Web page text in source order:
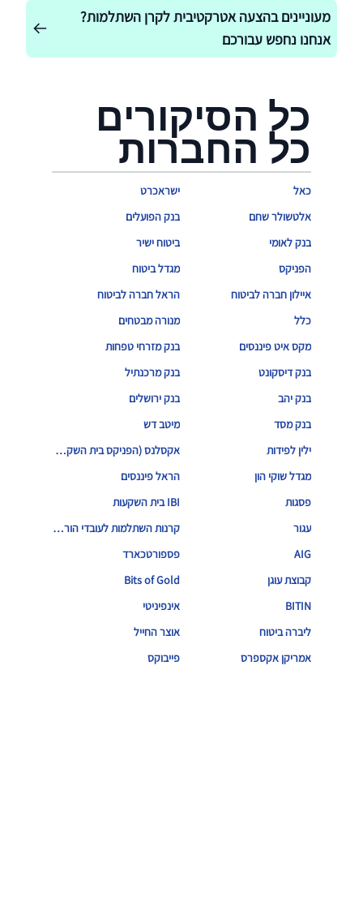
מעוניינים בהצעה אטרקטיבית לקרן השתלמות?
אנחנו נחפש עבורכם
כל הסיקורים
כל החברות
כאל
ישראכרט
אלטשולר שחם
בנק הפועלים
בנק לאומי
ביטוח ישיר
הפניקס
מגדל ביטוח
איילון חברה לביטוח
הראל חברה לביטוח
כלל
מנורה מבטחים
מקס איט פיננסים
בנק מזרחי טפחות
בנק דיסקונט
בנק מרכנתיל
בנק יהב
בנק ירושלים
בנק מסד
מיטב דש
ילין לפידות
אקסלנס (הפניקס בית השקעות)
מגדל שוקי הון
הראל פיננסים
פסגות
IBI בית השקעות
עגור
קרנות השתלמות לעובדי הוראה
AIG
פספורטכארד
קבוצת עוגן
Bits of Gold
BITIN
אינפיניטי
ליברה ביטוח
אוצר החייל
אמריקן אקספרס
פייבוקס